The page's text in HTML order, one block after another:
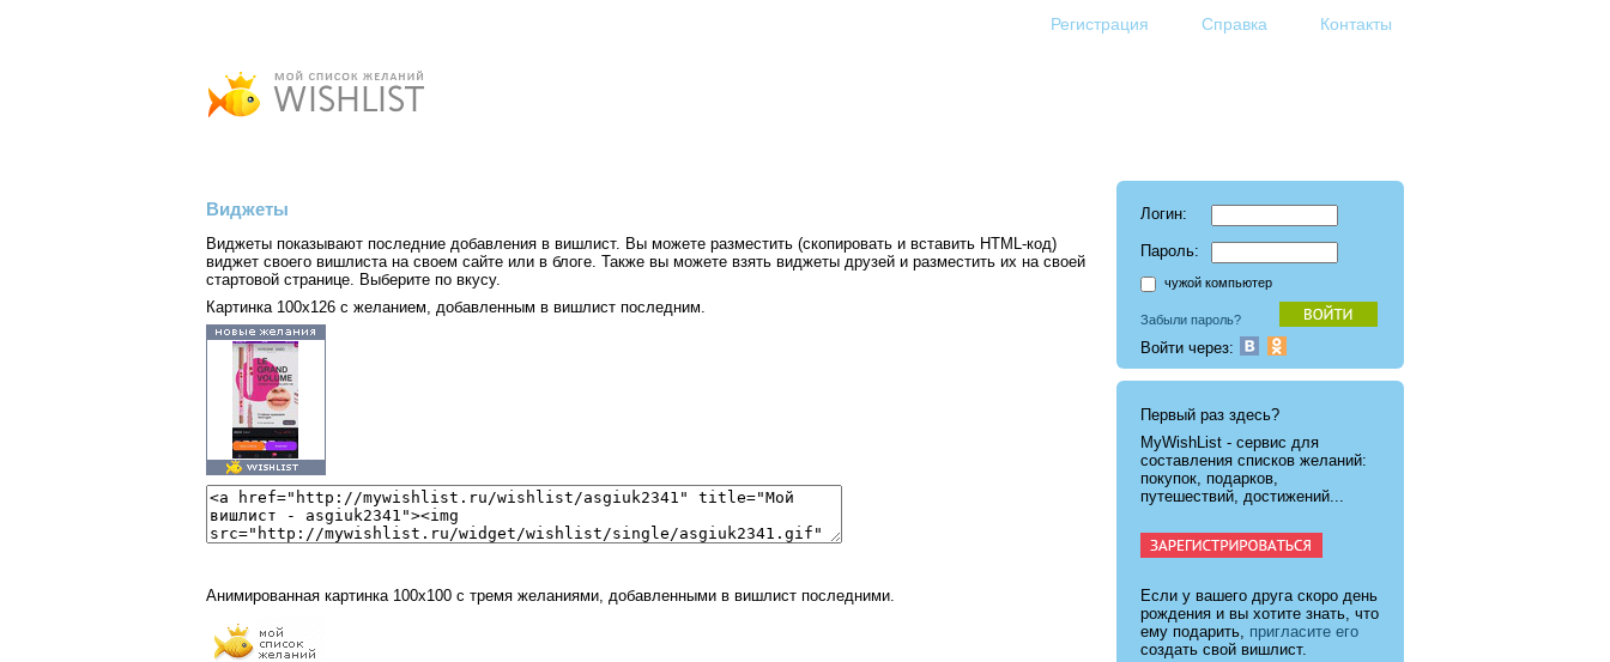
Регистрация Справка Контакты
Виджеты
Виджеты показывают последние добавления в вишлист. Вы можете разместить (скопировать и вставить HTML-код)
виджет своего вишлиста на своем сайте или в блоге. Также вы можете взять виджеты друзей и разместить их на своей
стартовой странице. Выберите по вкусу.
Картинка 100x126 с желанием, добавленным в вишлист последним.
Анимированная картинка 100x100 с тремя желаниями, добавленными в вишлист последними.
Логин:
Пароль:
чужой компьютер
Забыли пароль?
Войти через:
Первый раз здесь?
MyWishList - cервис для
составления списков желаний:
покупок, подарков,
путешествий, достижений...
Если у вашего друга скоро день
рождения и вы хотите знать, что
ему подарить, пригласите его
создать свой вишлист.